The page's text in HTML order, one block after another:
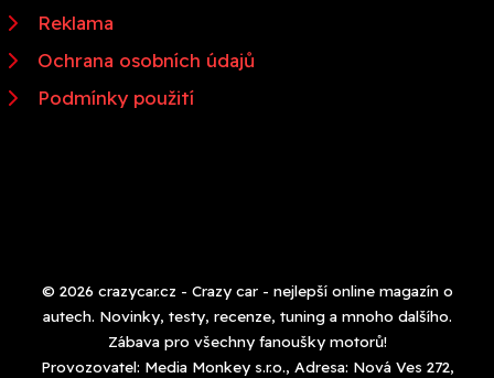
Reklama
Ochrana osobních údajů
Podmínky použití
© 2026 crazycar.cz - Crazy car - nejlepší online magazín o
autech. Novinky, testy, recenze, tuning a mnoho dalšího.
Zábava pro všechny fanoušky motorů!
Provozovatel: Media Monkey s.r.o., Adresa: Nová Ves 272,